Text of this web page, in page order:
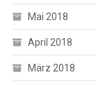
Mai 2018
April 2018
März 2018